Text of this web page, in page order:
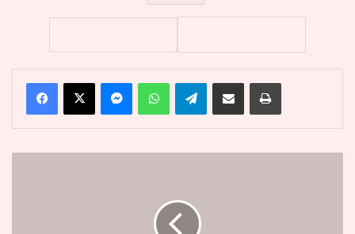
FacebookX MessengerWhatsAppTelegramPartager par email Imprimer